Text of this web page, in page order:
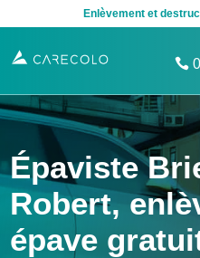
Enlèvement et
Épaviste
Robert,
épave